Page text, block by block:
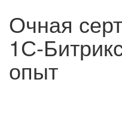
Очная
1С-
опыт